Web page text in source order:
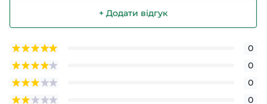
+ Додати відгук
0
0
0
0